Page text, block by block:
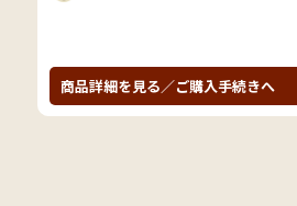
商品詳細を見る／ご購入手続きへ